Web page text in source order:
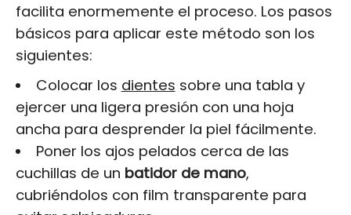
facilita enormemente el proceso. Los pasos
básicos para aplicar este método son los
siguientes:
Colocar los dientes sobre una tabla y
ejercer una ligera presión con una hoja
ancha para desprender la piel fácilmente.
Poner los ajos pelados cerca de las
cuchillas de un batidor de mano,
cubriéndolos con film transparente para